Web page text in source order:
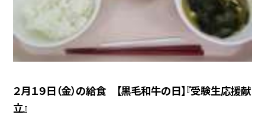
２月１９日（金）の給食 【黒毛和牛の日】『受験生応援献
立』